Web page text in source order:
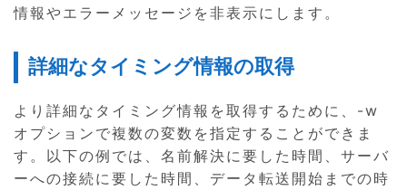
情報やエラーメッセージを非表示にします。
詳細なタイミング情報の取得
より詳細なタイミング情報を取得するために、-w
オプションで複数の変数を指定することができま
す。以下の例では、名前解決に要した時間、サーバ
ーへの接続に要した時間、データ転送開始までの時